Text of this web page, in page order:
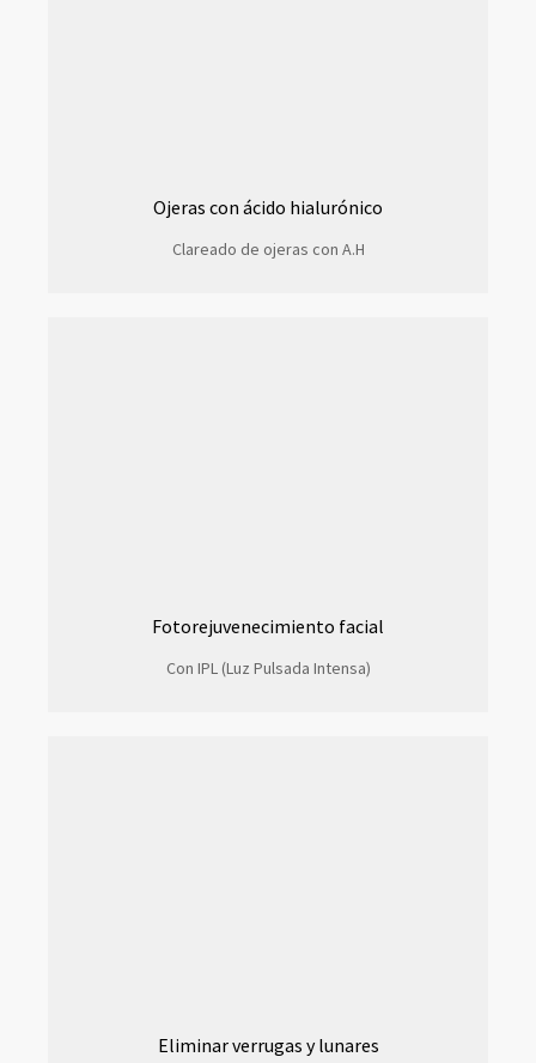
Ojeras con ácido hialurónico
Clareado de ojeras con A.H
Fotorejuvenecimiento facial
Con IPL (Luz Pulsada Intensa)
Eliminar verrugas y lunares